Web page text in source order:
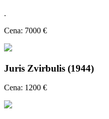
.
Cena: 7000 €
Juris Zvirbulis (1944)
Cena: 1200 €